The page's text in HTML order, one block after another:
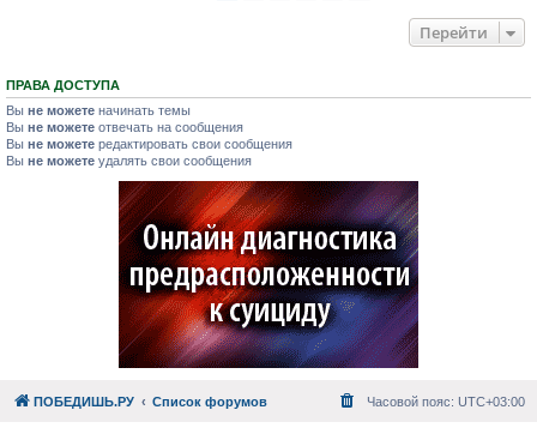
Перейти
ПРАВА ДОСТУПА
Вы не можете начинать темы
Вы не можете отвечать на сообщения
Вы не можете редактировать свои сообщения
Вы не можете удалять свои сообщения
ПОБЕДИШЬ.РУ Список форумов Часовой пояс: UTC+03:00